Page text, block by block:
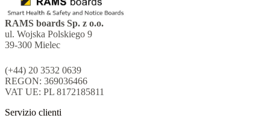
RAMS boards Sp. z o.o.
ul. Wojska Polskiego 9
39-300 Mielec
(+44) 20 3532 0639
REGON: 369036466
VAT UE: PL 8172185811
Servizio clienti